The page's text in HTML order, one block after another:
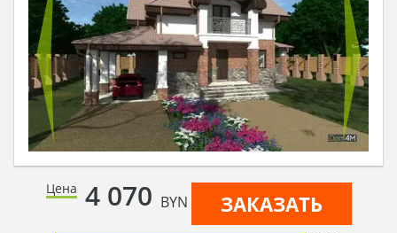
Цена 4 070 BYN
ЗАКАЗАТЬ